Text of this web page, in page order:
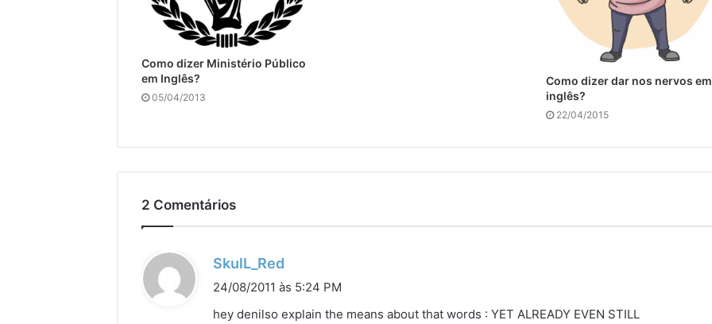
Como dizer Ministério Público
em Inglês?
05/04/2013
Como dizer dar nos nervos em
inglês?
22/04/2015
2 Comentários
SkulL_Red
i
24/08/2011 às 5:24 PM
hey denilso explain the means about that words : YET ALREADY EVEN STILL